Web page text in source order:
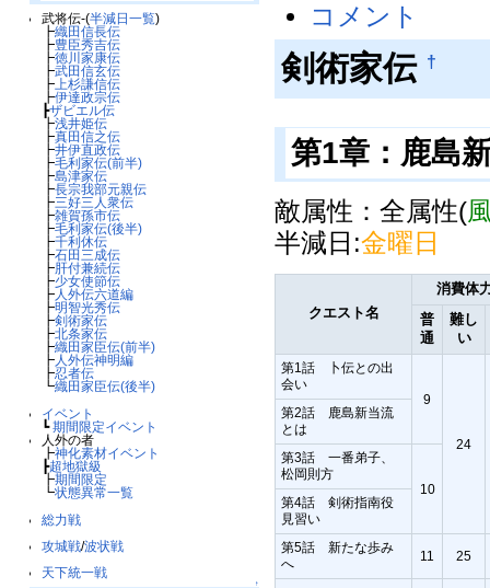
武将伝-(半減日一覧)
┣織田信長伝
┣豊臣秀吉伝
┣徳川家康伝
┣武田信玄伝
┣ 上杉謙信伝
┣伊達政宗伝
┣ザビエル伝
┣浅井姫伝
┣真田信之伝
┣井伊直政伝
┣毛利家伝(前半)
┣島津家伝
┣長宗我部元親伝
┣三好三人衆伝
┣雑賀孫市伝
┣毛利家伝(後半)
┣千利休伝
┣石田三成伝
┣肝付兼続伝
┣少女使節伝
┣ 人外伝六道編
┣明智光秀伝
┣剣術家伝
┣北条家伝
┣織田家臣伝(前半)
┣ 人外伝神明編
┣忍者伝
┗織田家臣伝(後半)
イベント
┗期間限定イベント
人外の者
┣神化素材イベント
┣超地獄級
┣期間限定
┗状態異常一覧
総力戦
攻城戦/波状戦
天下統一戦
↑
コメント
剣術家伝 †
第1章：鹿島
敵属性：全属性(
半減日:金曜日
クエスト名
消費体
普
通
難し
い
第1話 卜伝との出
会い
9
24
第2話 鹿島新当流
とは
第3話 一番弟子、
松岡則方
10
第4話 剣術指南役
見習い
第5話 新たな歩み
へ
11 25